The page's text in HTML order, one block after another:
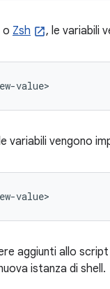
o Zsh , le variabili
value>
variabili vengono
value>
aggiunti allo
istanza di shell.